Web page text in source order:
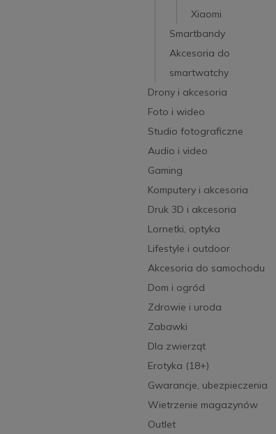
Xiaomi
Smartbandy
Akcesoria do
smartwatchy
Drony i akcesoria
Foto i wideo
Studio fotograficzne
Audio i video
Gaming
Komputery i akcesoria
Druk 3D i akcesoria
Lornetki, optyka
Lifestyle i outdoor
Akcesoria do samochodu
Dom i ogród
Zdrowie i uroda
Zabawki
Dla zwierząt
Erotyka (18+)
Gwarancje, ubezpieczenia
Wietrzenie magazynów
Outlet